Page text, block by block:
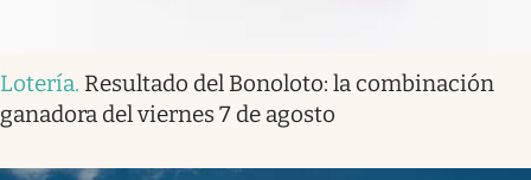
Lotería. Resultado del Bonoloto: la combinación
ganadora del viernes 7 de agosto